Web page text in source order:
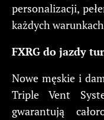
personalizacji,
każdych
FXRG do jazdy
Nowe męskie i
Triple Vent
gwarantują